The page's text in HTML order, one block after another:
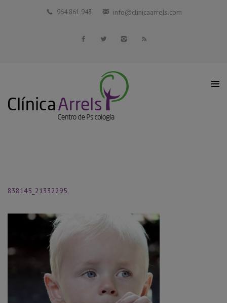
Blog
964 861 943 info@clinicaarrels.com
838145_21332295